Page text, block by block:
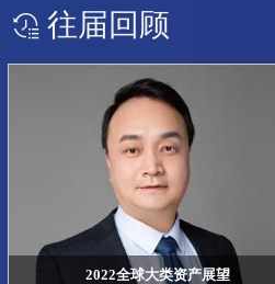
往届回顾
2022全球大类资产展望